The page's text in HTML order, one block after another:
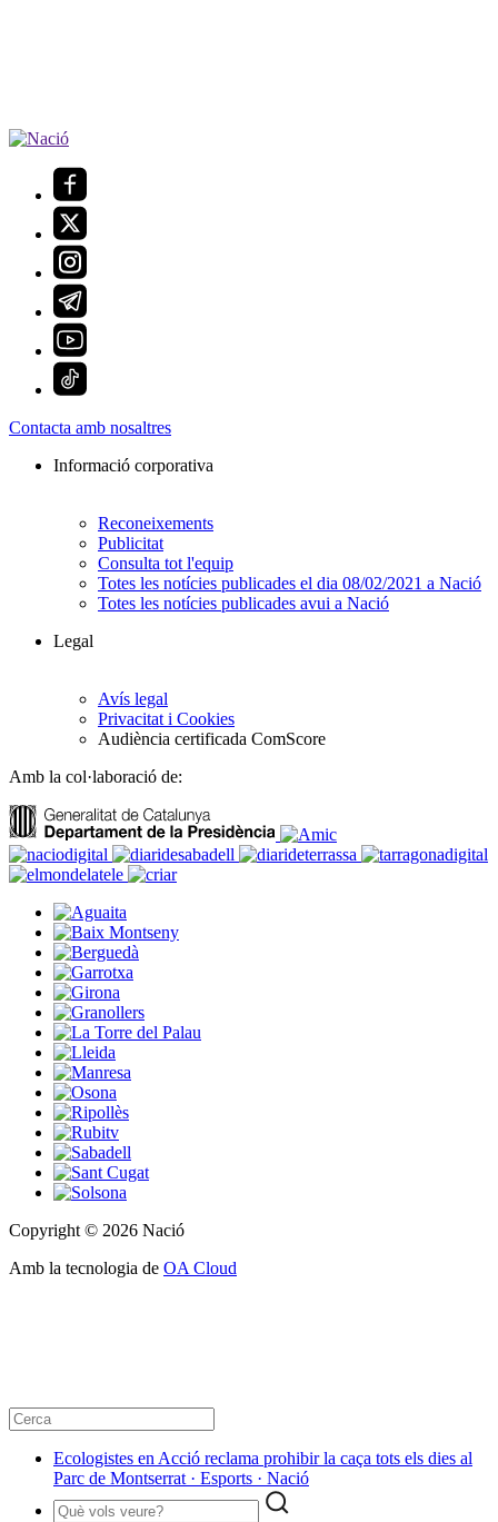
Contacta amb nosaltres
Informació corporativa
Reconeixements
Publicitat
Consulta tot l'equip
Totes les notícies publicades el dia 08/02/2021 a Nació
Totes les notícies publicades avui a Nació
Legal
Avís legal
Privacitat i Cookies
Audiència certificada ComScore
Amb la col·laboració de:
Copyright © 2026 Nació
Amb la tecnologia de OA Cloud
Ecologistes en Acció reclama prohibir la caça tots els dies al
Parc de Montserrat · Esports · Nació